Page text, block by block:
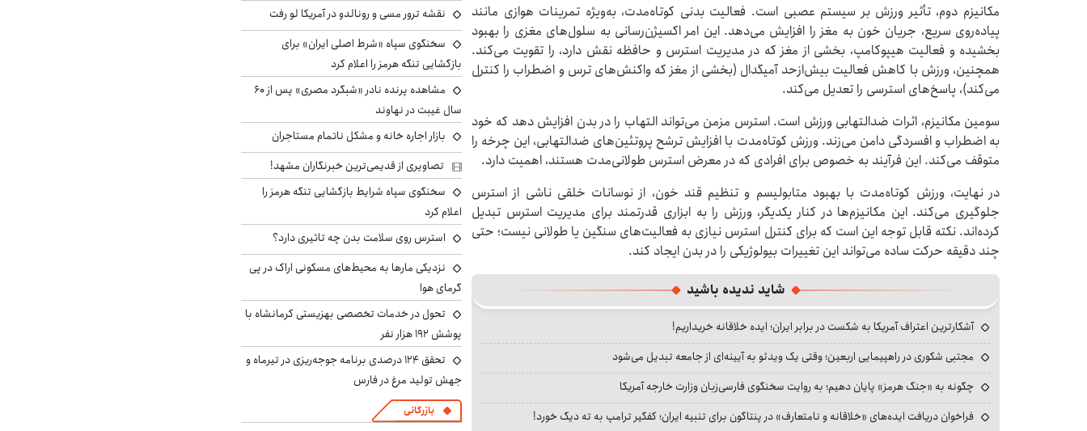
مکانیزم دوم، تأثیر ورزش بر سیستم عصبی است. فعالیت بدنی کوتاه‌مدت، به‌ویژه تمرینات هوازی مانند
پیاده‌روی سریع، جریان خون به مغز را افزایش می‌دهد. این امر اکسیژن‌رسانی به سلول‌های مغزی را بهبود
بخشیده و فعالیت هیپوکامپ، بخشی از مغز که در مدیریت استرس و حافظه نقش دارد، را تقویت می‌کند.
همچنین، ورزش با کاهش فعالیت بیش‌ازحد آمیگدال (بخشی از مغز که واکنش‌های ترس و اضطراب را کنترل
می‌کند)، پاسخ‌های استرسی را تعدیل می‌کند.
سومین مکانیزم، اثرات ضدالتهابی ورزش است. استرس مزمن می‌تواند التهاب را در بدن افزایش دهد که خود
به اضطراب و افسردگی دامن می‌زند. ورزش کوتاه‌مدت با افزایش ترشح پروتئین‌های ضدالتهابی، این چرخه را
متوقف می‌کند. این فرآیند به‌ خصوص برای افرادی که در معرض استرس طولانی‌مدت هستند، اهمیت دارد.
در نهایت، ورزش کوتاه‌مدت با بهبود متابولیسم و تنظیم قند خون، از نوسانات خلقی ناشی از استرس
جلوگیری می‌کند. این مکانیزم‌ها در کنار یکدیگر، ورزش را به ابزاری قدرتمند برای مدیریت استرس تبدیل
کرده‌اند. نکته قابل‌ توجه این است که برای کنترل استرس نیازی به فعالیت‌های سنگین یا طولانی نیست؛ حتی
چند دقیقه حرکت ساده می‌تواند این تغییرات بیولوژیکی را در بدن ایجاد کند.
شاید ندیده باشید
آشکارترین اعتراف آمریکا به شکست در برابر ایران؛ ایده خلاقانه خریداریم!
مجتبی شکوری در راهپیمایی اربعین؛ وقتی یک ویدئو به آیینه‌ای از جامعه تبدیل می‌شود
چگونه به «جنگ هرمز» پایان دهیم؛ به روایت سخنگوی فارسی‌زبان وزارت خارجه آمریکا
فراخوان دریافت ایده‌های «خلاقانه و نامتعارف» در پنتاگون برای تنبیه ایران؛ کفگیر ترامپ به ته دیگ خورد!
نقشه ترور مسی و رونالدو در آمریکا لو رفت
سخنگوی سپاه «شرط اصلی ایران» برای
بازگشایی تنگه هرمز را اعلام کرد
مشاهده پرنده نادر «شبگرد مصری» پس از ۶۰
سال غیبت در نهاوند
بازار اجاره خانه و مشکل ناتمام مستاجران
تصاویری از قدیمی‌ترین خبرنگاران مشهد!
سخنگوی سپاه شرایط بازگشایی تنگه هرمز را
اعلام کرد
استرس روی سلامت بدن چه تاثیری دارد؟
نزدیکی مارها به محیط‌های مسکونی اراک در پی
گرمای هوا
تحول در خدمات تخصصی بهزیستی کرمانشاه با
پوشش ۱۹۲ هزار نفر
تحقق ۱۲۴ درصدی برنامه جوجه‌ریزی در تیرماه و
جهش تولید مرغ در فارس
بازرگانی